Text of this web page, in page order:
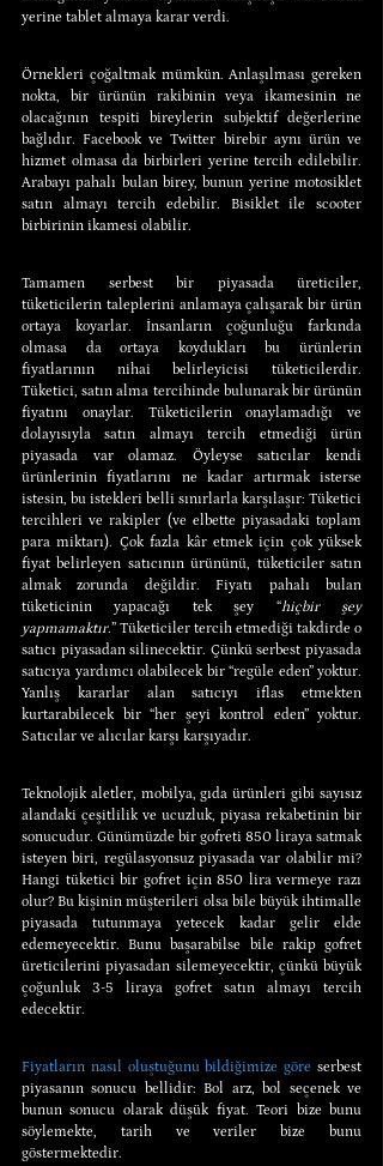
yerine tablet almaya karar verdi.
Örnekleri çoğaltmak mümkün. Anlaşılması gereken
nokta, bir ürünün rakibinin veya ikamesinin ne
olacağının tespiti bireylerin subjektif değerlerine
bağlıdır. Facebook ve Twitter birebir aynı ürün ve
hizmet olmasa da birbirleri yerine tercih edilebilir.
Arabayı pahalı bulan birey, bunun yerine motosiklet
satın almayı tercih edebilir. Bisiklet ile scooter
birbirinin ikamesi olabilir.
Tamamen serbest bir piyasada üreticiler,
tüketicilerin taleplerini anlamaya çalışarak bir ürün
ortaya koyarlar. İnsanların çoğunluğu farkında
olmasa da ortaya koydukları bu ürünlerin
fiyatlarının nihai belirleyicisi tüketicilerdir.
Tüketici, satın alma tercihinde bulunarak bir ürünün
fiyatını onaylar. Tüketicilerin onaylamadığı ve
dolayısıyla satın almayı tercih etmediği ürün
piyasada var olamaz. Öyleyse satıcılar kendi
ürünlerinin fiyatlarını ne kadar artırmak isterse
istesin, bu istekleri belli sınırlarla karşılaşır: Tüketici
tercihleri ve rakipler (ve elbette piyasadaki toplam
para miktarı). Çok fazla kâr etmek için çok yüksek
fiyat belirleyen satıcının ürününü, tüketiciler satın
almak zorunda değildir. Fiyatı pahalı bulan
tüketicinin yapacağı tek şey “hiçbir şey
yapmamaktır.” Tüketiciler tercih etmediği takdirde o
satıcı piyasadan silinecektir. Çünkü serbest piyasada
satıcıya yardımcı olabilecek bir “regüle eden” yoktur.
Yanlış kararlar alan satıcıyı iflas etmekten
kurtarabilecek bir “her şeyi kontrol eden” yoktur.
Satıcılar ve alıcılar karşı karşıyadır.
Teknolojik aletler, mobilya, gıda ürünleri gibi sayısız
alandaki çeşitlilik ve ucuzluk, piyasa rekabetinin bir
sonucudur. Günümüzde bir gofreti 850 liraya satmak
isteyen biri, regülasyonsuz piyasada var olabilir mi?
Hangi tüketici bir gofret için 850 lira vermeye razı
olur? Bu kişinin müşterileri olsa bile büyük ihtimalle
piyasada tutunmaya yetecek kadar gelir elde
edemeyecektir. Bunu başarabilse bile rakip gofret
üreticilerini piyasadan silemeyecektir, çünkü büyük
çoğunluk 3-5 liraya gofret satın almayı tercih
edecektir.
Fiyatların nasıl oluştuğunu bildiğimize göre serbest
piyasanın sonucu bellidir: Bol arz, bol seçenek ve
bunun sonucu olarak düşük fiyat. Teori bize bunu
söylemekte, tarih ve veriler bize bunu
göstermektedir.